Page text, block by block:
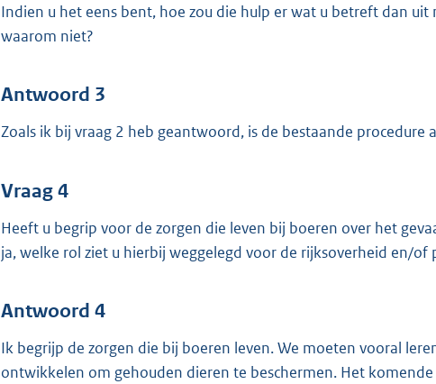
n
k
Indien u het eens bent, hoe zou die hulp er wat u betreft dan
waarom niet?
Antwoord 3
Zoals ik bij vraag 2 heb geantwoord, is de bestaande procedure
Vraag 4
Heeft u begrip voor de zorgen die leven bij boeren over het
ja, welke rol ziet u hierbij weggelegd voor de rijksoverheid en/of
Antwoord 4
Ik begrijp de zorgen die bij boeren leven. We moeten vooral
ontwikkelen om gehouden dieren te beschermen. Het